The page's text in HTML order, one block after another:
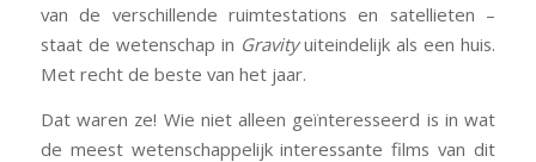
van de verschillende ruimtestations en satellieten –
staat de wetenschap in Gravityuiteindelijk als een huis.
Met recht de beste van het jaar.
Dat waren ze! Wie niet alleen geïnteresseerd is in wat
de meest wetenschappelijk interessante films van dit